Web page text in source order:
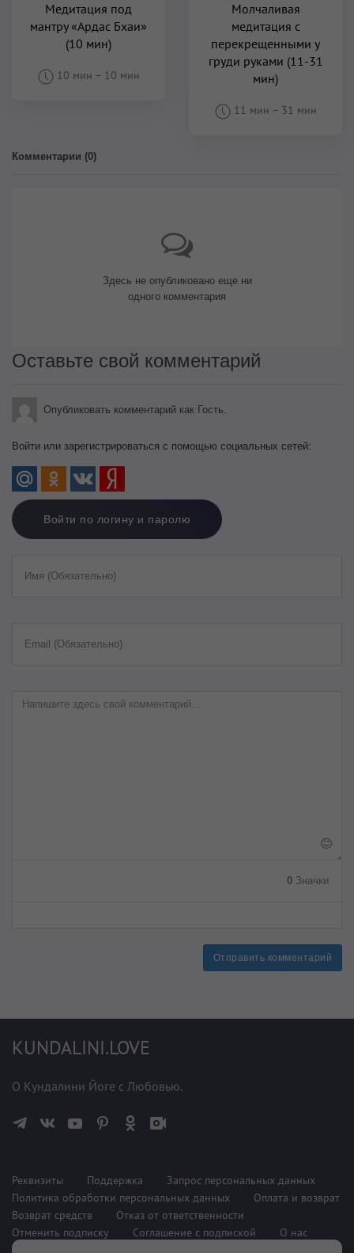
Медитация под
мантру «Ардас Бхаи»
(10 мин)
10 мин – 10 мин
Молчаливая
медитация с
перекрещенными у
груди руками (11-31
мин)
11 мин – 31 мин
Комментарии (0)
Здесь не опубликовано еще ни
одного комментария
Оставьте свой комментарий
Опубликовать комментарий как Гость.
Войти или зарегистрироваться с помощью социальных сетей:
Войти по логину и паролю
Имя (Обязательно)
Email (Обязательно)
0 Значки
Отправить комментарий
KUNDALINI.LOVE
О Кундалини Йоге с Любовью.
Реквизиты Поддержка
Запрос персональных данных
Политика обработки персональных данных
Оплата и возврат
Возврат средств
Отказ от ответственности
Отменить подписку
Соглашение с подпиской О нас